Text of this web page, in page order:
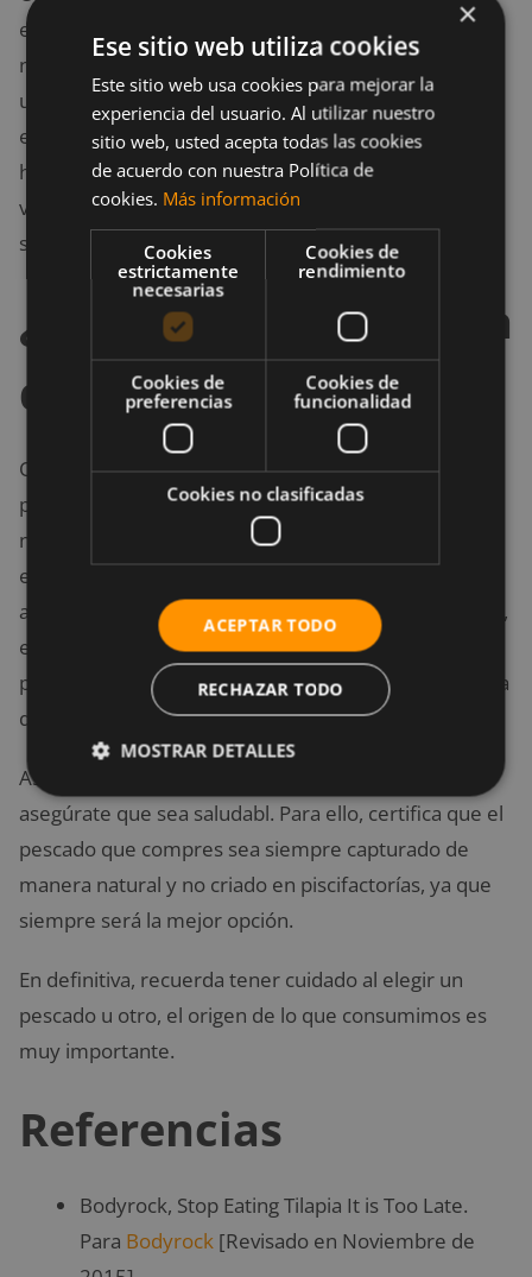
esos peces en piscifactoría es que contienen un alto
nivel dedioxina, un compuesto químico letal que,
una vez en el cuerpo, puede tardar hasta una década
en desaparecer completamente. Los niveles que se
han encontrados de dioxina en la tilapia son hasta 11
veces más altos en comparación con la variedad
silvestre.
¿Es nutritiva la tilapia
de piscifactoría?
Otro factor preocupante de la crianza de tilapia en
piscifactoría es que puede hacer a ésta menos
nutritiva, ya que
contiene menos proteínas
es una contradicción ya que comer pescado debería
aportarnos una buena cantidad de proteína. Además,
estos peces son alimentados con excrementos de
pollo, que es uno de los principales ingredientes en la
dieta de estos pescados.
Así que, antes de consumir cualquier pescado,
asegúrate que sea saludabl. Para ello, certifica que el
pescado que compres sea siempre capturado de
manera natural y no criado en piscifactorías, ya que
siempre será la mejor opción.
En definitiva, recuerda tener cuidado al elegir un
pescado u otro, el origen de lo que consumimos es
muy importante.
Referencias
Bodyrock, Stop Eating Tilapia It is Too Late.
Para Bodyrock [Revisado en Noviembre de
×
Ese sitio web utiliza cookies
Este sitio web usa cookies para mejorar la
experiencia del usuario. Al utilizar nuestro
sitio web, usted acepta todas las cookies
de acuerdo con nuestra Política de
cookies. Más información
Cookies
estrictamente
necesarias
Cookies de
rendimiento
Cookies de
preferencias
Cookies de
funcionalidad
Cookies no clasificadas
ACEPTAR TODO
RECHAZAR TODO
MOSTRAR DETALLES